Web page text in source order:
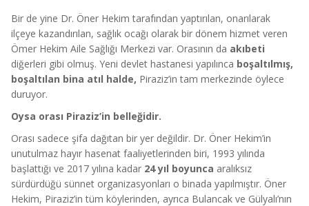
Bir de yine Dr. Öner Hekim tarafından yaptırılan, onarılarak
ilçeye kazandırılan, sağlık ocağı olarak bir dönem hizmet veren
Ömer Hekim Aile Sağlığı Merkezi var. Orasının da akıbeti
diğerleri gibi olmuş. Yeni devlet hastanesi yapılınca boşaltılmış,
boşaltılan bina atıl halde, Piraziz’in tam merkezinde öylece
duruyor.
Oysa orası Piraziz’in belleğidir.
Orası sadece şifa dağıtan bir yer değildir. Dr. Öner Hekim’in
unutulmaz hayır hasenat faaliyetlerinden biri, 1993 yılında
başlattığı ve 2017 yılına kadar 24 yıl boyunca aralıksız
sürdürdüğü sünnet organizasyonları o binada yapılmıştır. Öner
Hekim, Piraziz’in tüm köylerinden, ayrıca Bulancak ve Gülyalı’nın